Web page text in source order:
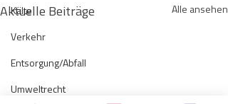
Kälte
Verkehr
Entsorgung/Abfall
Umweltrecht
Aktuelle Beiträge Alle ansehen